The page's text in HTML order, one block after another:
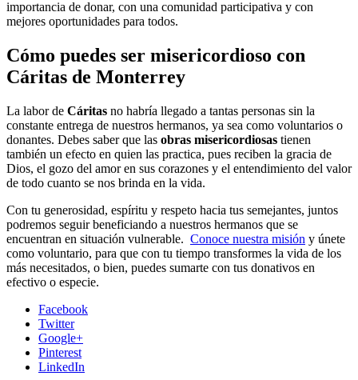
importancia de donar, con una comunidad participativa y con
mejores oportunidades para todos.
Cómo puedes ser misericordioso con
Cáritas de Monterrey
La labor de Cáritas no habría llegado a tantas personas sin la
constante entrega de nuestros hermanos, ya sea como voluntarios o
donantes. Debes saber que las obras misericordiosas tienen
también un efecto en quien las practica, pues reciben la gracia de
Dios, el gozo del amor en sus corazones y el entendimiento del valor
de todo cuanto se nos brinda en la vida.
Con tu generosidad, espíritu y respeto hacia tus semejantes, juntos
podremos seguir beneficiando a nuestros hermanos que se
encuentran en situación vulnerable. Conoce nuestra misión y únete
como voluntario, para que con tu tiempo transformes la vida de los
más necesitados, o bien, puedes sumarte con tus donativos en
efectivo o especie.
Facebook
Twitter
Google+
Pinterest
LinkedIn